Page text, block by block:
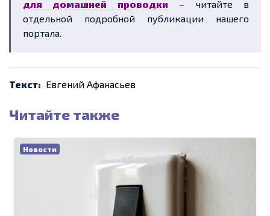
для домашней проводки – читайте в
отдельной подробной публикации нашего
портала.
Текст: Евгений Афанасьев
Читайте также
Новости